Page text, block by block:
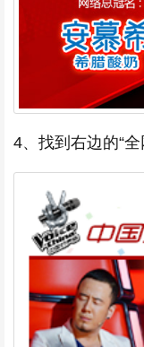
4、找到右边的“